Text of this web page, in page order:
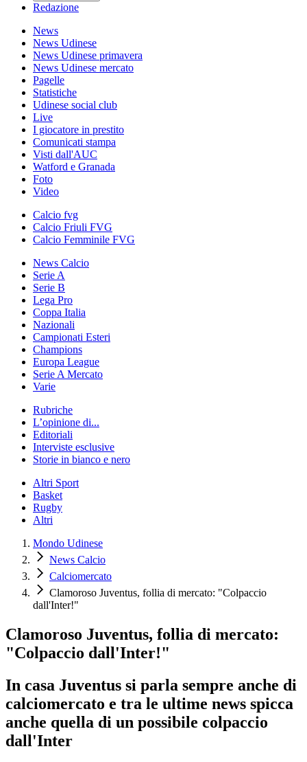
Redazione
News
News Udinese
News Udinese primavera
News Udinese mercato
Pagelle
Statistiche
Udinese social club
Live
I giocatore in prestito
Comunicati stampa
Visti dall'AUC
Watford e Granada
Foto
Video
Calcio fvg
Calcio Friuli FVG
Calcio Femminile FVG
News Calcio
Serie A
Serie B
Lega Pro
Coppa Italia
Nazionali
Campionati Esteri
Champions
Europa League
Serie A Mercato
Varie
Rubriche
L’opinione di...
Editoriali
Interviste esclusive
Storie in bianco e nero
Altri Sport
Basket
Rugby
Altri
Mondo Udinese
News Calcio
Calciomercato
Clamoroso Juventus, follia di mercato: "Colpaccio
dall'Inter!"
Clamoroso Juventus, follia di mercato:
"Colpaccio dall'Inter!"
In casa Juventus si parla sempre anche di
calciomercato e tra le ultime news spicca
anche quella di un possibile colpaccio
dall'Inter